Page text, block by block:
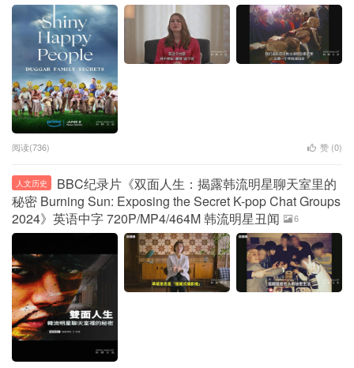
阅读(736) 赞 (0)
人文历史
BBC纪录片《双面人生：揭露韩流明星聊天室里的
秘密 Burning Sun: Exposing the Secret K-pop Chat Groups
2024》英语中字 720P/MP4/464M 韩流明星丑闻
6